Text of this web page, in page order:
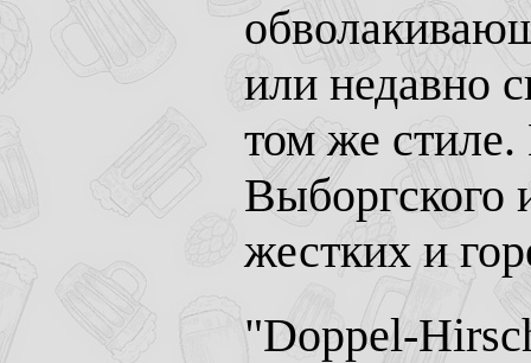
или недавно
том же стиле.
Выборгского
жестких и
"Doppel-